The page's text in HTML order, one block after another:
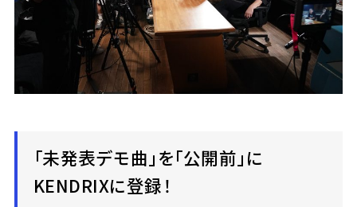
「未発表デモ曲」を「公開前」に
KENDRIXに登録！